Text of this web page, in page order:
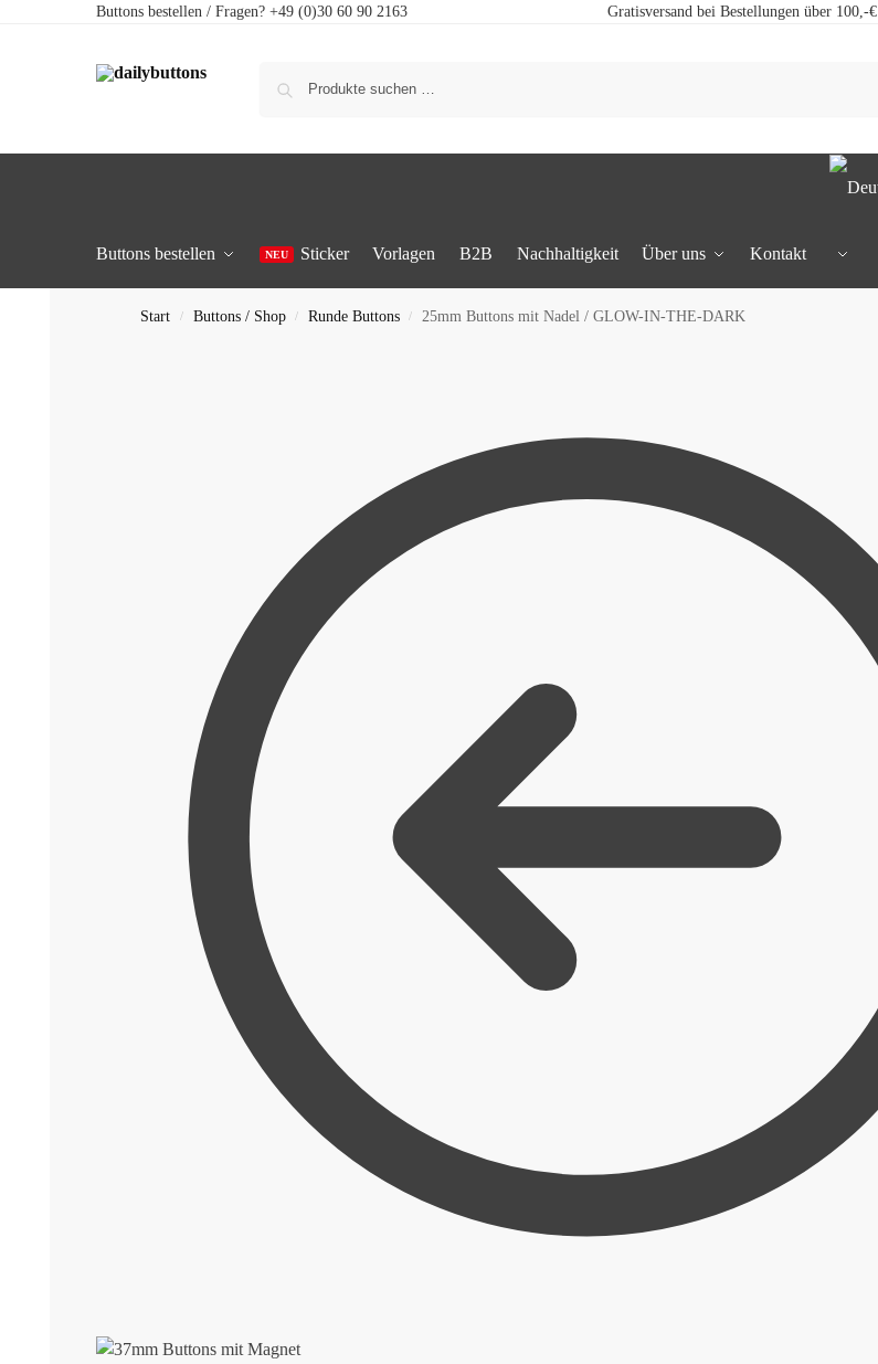
Buttons bestellen / Fragen? +49 (0)30 60 90 2163 Gratisversand bei Bestellungen über 100,-€
Buttons bestellen Sticker Vorlagen B2B Nachhaltigkeit Über uns Kontakt
Start / Buttons / Shop / Runde Buttons / 25mm Buttons mit Nadel / GLOW-IN-THE-DARK